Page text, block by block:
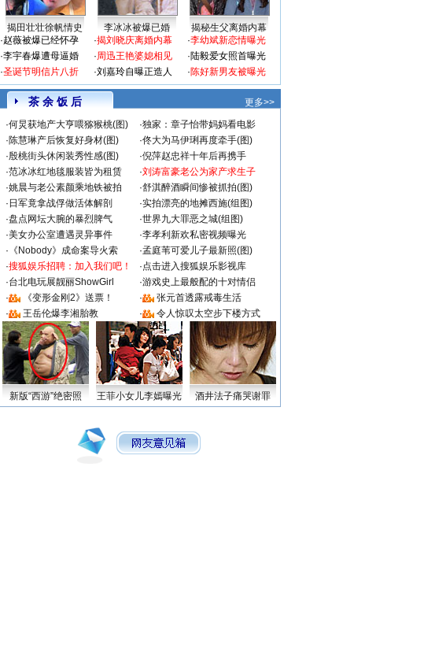
揭田壮壮徐帆情史 李冰冰被爆已婚
揭秘生父离婚内幕
·赵薇被爆已经怀孕
·李宇春爆遭母逼婚
·圣诞节明信片八折
·揭刘晓庆离婚内幕
·周迅王艳婆媳相见
·刘嘉玲自曝正造人
·李幼斌新恋情曝光
·陆毅爱女照首曝光
·陈好新男友被曝光
茶 余 饭 后
更多>>
·何炅获地产大亨喂猕猴桃(图) ·独家：章子怡带妈妈看电影
·陈慧琳产后恢复好身材(图) ·佟大为马伊琍再度牵手(图)
·殷桃街头休闲装秀性感(图) ·倪萍赵忠祥十年后再携手
·范冰冰红地毯服装皆为租赁 ·刘涛富豪老公为家产求生子
·姚晨与老公素颜乘地铁被拍 ·舒淇醉酒瞬间惨被抓拍(图)
· 日军竟拿战俘做活体解剖 ·实拍漂亮的地摊西施(组图)
·盘点网坛大腕的暴烈脾气 ·世界九大罪恶之城(组图)
·美女办公室遭遇灵异事件 ·李孝利新欢私密视频曝光
· 《Nobody》成命案导火索 ·孟庭苇可爱儿子最新照(图)
·搜狐娱乐招聘：加入我们吧！ ·点击进入搜狐娱乐影视库
·台北电玩展靓丽ShowGirl ·游戏史上最般配的十对情侣
·
《变形金刚2》送票！ ·
张元首透露戒毒生活
·
王岳伦爆李湘胎教 · 令人惊叹太空步下楼方式
新版“西游”绝密照 王菲小女儿李嫣曝光 酒井法子痛哭谢罪